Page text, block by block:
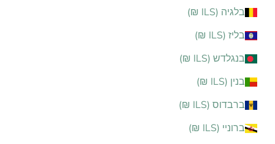
בלגיה (ILS ₪)
בליז (ILS ₪)
בנגלדש (ILS ₪)
בנין (ILS ₪)
ברבדוס (ILS ₪)
ברוניי (ILS ₪)